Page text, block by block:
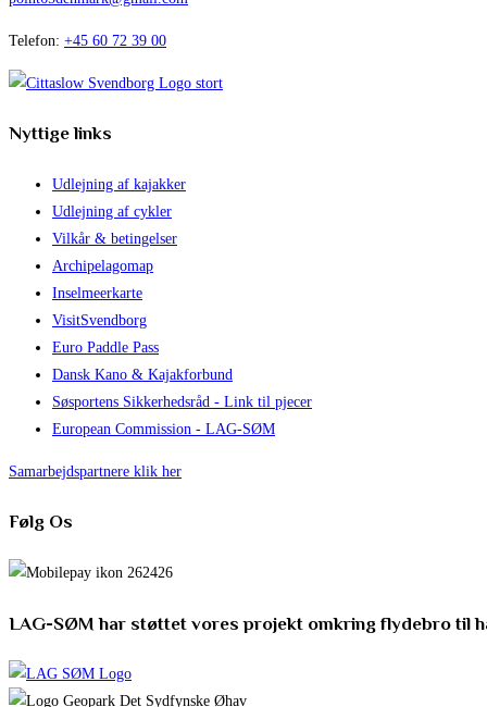
Telefon: +45 60 72 39 00
Nyttige links
Udlejning af kajakker
Udlejning af cykler
Vilkår & betingelser
Archipelagomap
Inselmeerkarte
VisitSvendborg
Euro Paddle Pass
Dansk Kano & Kajakforbund
Søsportens Sikkerhedsråd - Link til pjecer
European Commission - LAG-SØM
Samarbejdspartnere klik her
Følg Os
LAG-SØM har støttet vores projekt omkring flydebro til